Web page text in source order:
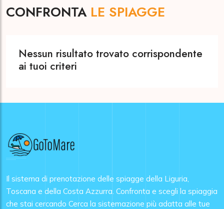
CONFRONTA LE SPIAGGE
Nessun risultato trovato corrispondente
ai tuoi criteri
Il sistema di prenotazione delle spiagge della Liguria,
Toscana e della Costa Azzurra. Confronta e scegli la spiaggia
che stai cercando Cerca la sistemazione più adatta alle tue